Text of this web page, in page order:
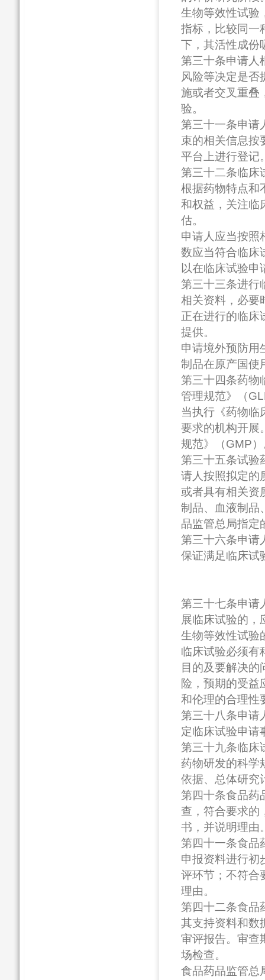
生物等效性试验
指标，比较同一
下，其活性成份
第三十条申请人
风险等决定是
施或者交叉重叠
验。
第三十一条申请
束的相关信息按
平台上进行登记
第三十二条临床
根据药物特点和
和权益，关注临
估。
申请人应当按照
数应当符合临床
以在临床试验申
第三十三条进行
相关资料，必要
正在进行的临床
提供。
申请境外预防用
制品在原产国使
第三十四条药物
管理规范》（
当执行《药物临
要求的机构开展
规范》（GMP
第三十五条试验
请人按照拟定的
或者具有相关资
制品、血液制品
品监管总局指定
第三十六条申请
保证满足临床试
第三十七条申请
展临床试验的，
生物等效性试验
临床试验必须有
目的及要解决
险，预期的受益
和伦理的合理性
第三十八条申请
定临床试验申请
第三十九条临床
药物研发的科学
依据、总体研究
第四十条食品药
查，符合要求的
书，并说明理由
第四十一条食品
申报资料进行初
评环节；不符合
理由。
第四十二条食品
其支持资料和数
审评报告。审查
场检查。
食品药品监管总